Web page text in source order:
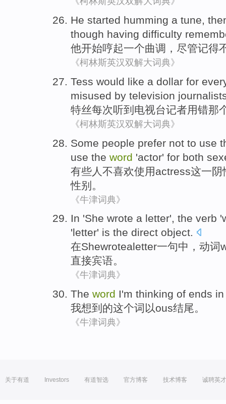
He started humming a tune,
though having difficulty
他开始哼起一个曲调 ， 尽管记得
《柯林斯英汉双解大词典》
Tess would like a dollar for
misused by television
特丝每次听到 电视台记者用错那
《柯林斯英汉双解大词典》
Some people prefer not to use
use the word 'actor' for both
有些 人 不喜欢使用actress这一阴
性别。
《牛津词典》
In 'She wrote a letter', the verb
'letter' is the direct object.
在Shewrotealetter一句中， 动词
直接宾语。
《牛津词典》
The word I'm thinking of ends in
我想到 的这个词以ous结尾。
《牛津词典》
关于有道 Investors 有道智选 官方博客 技术博客 诚聘英才